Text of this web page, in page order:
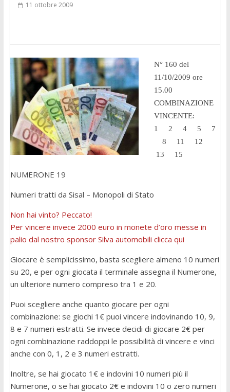
11 ottobre 2009
N° 160 del
11/10/2009 ore
15.00
COMBINAZIONE
VINCENTE:
1 2 4 5 7
8 11 12
13 15
NUMERONE 19
Numeri tratti da Sisal – Monopoli di Stato
Non hai vinto? Peccato!
Per vincere invece 2000 euro in monete d’oro messe in
palio dal nostro sponsor Silva automobili clicca qui
Giocare è semplicissimo, basta scegliere almeno 10 numeri
su 20, e per ogni giocata il terminale assegna il Numerone,
un ulteriore numero compreso tra 1 e 20.
Puoi scegliere anche quanto giocare per ogni
combinazione: se giochi 1€ puoi vincere indovinando 10, 9,
8 e 7 numeri estratti. Se invece decidi di giocare 2€ per
ogni combinazione raddoppi le possibilità di vincere e vinci
anche con 0, 1, 2 e 3 numeri estratti.
Inoltre, se hai giocato 1€ e indovini 10 numeri più il
Numerone, o se hai giocato 2€ e indovini 10 o zero numeri